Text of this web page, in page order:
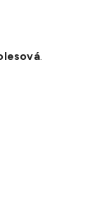
.